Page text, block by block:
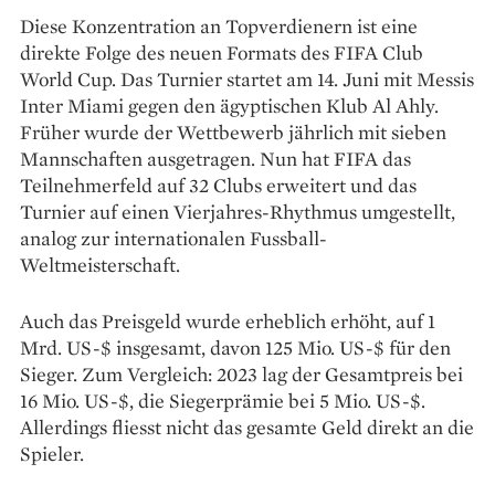
Diese Konzentration an Topverdienern ist eine
direkte Folge des neuen Formats des FIFA Club
World Cup. Das Turnier startet am 14. Juni mit Messis
Inter Miami gegen den ägyptischen Klub Al Ahly.
Früher wurde der Wettbewerb jährlich mit sieben
Mannschaften ausgetragen. Nun hat FIFA das
Teilnehmerfeld auf 32 Clubs erweitert und das
Turnier auf einen Vierjahres-Rhythmus umgestellt,
analog zur internationalen Fussball-
Weltmeisterschaft.
Auch das Preisgeld wurde erheblich erhöht, auf 1
Mrd. US-$ insgesamt, davon 125 Mio. US-$ für den
Sieger. Zum Vergleich: 2023 lag der Gesamtpreis bei
16 Mio. US-$, die Siegerprämie bei 5 Mio. US-$.
Allerdings fliesst nicht das gesamte Geld direkt an die
Spieler.